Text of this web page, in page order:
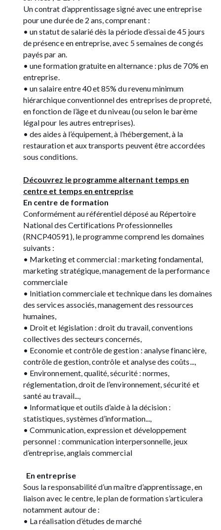
Un contrat d’apprentissage signé avec une entreprise
pour une durée de 2 ans, comprenant :
• un statut de salarié dès la période d’essai de 45 jours
de présence en entreprise, avec 5 semaines de congés
payés par an.
• une formation gratuite en alternance : plus de 70% en
entreprise.
• un salaire entre 40 et 85% du revenu minimum
hiérarchique conventionnel des entreprises de propreté,
en fonction de l’âge et du niveau (ou selon le barème
légal pour les autres entreprises).
• des aides à l’équipement, à l’hébergement, à la
restauration et aux transports peuvent être accordées
sous conditions.
Découvrez le programme alternant temps en
centre et temps en entreprise
En centre de formation
Conformément au référentiel déposé au Répertoire
National des Certifications Professionnelles
(RNCP40591), le programme comprend les domaines
suivants :
• Marketing et commercial : marketing fondamental,
marketing stratégique, management de la performance
commerciale
• Initiation commerciale et technique dans les domaines
des services associés, management des ressources
humaines,
• Droit et législation : droit du travail, conventions
collectives des secteurs concernés,
• Economie et contrôle de gestion : analyse financière,
contrôle de gestion, contrôle et analyse des coûts...,
• Environnement, qualité, sécurité : normes,
réglementation, droit de l’environnement, sécurité et
santé au travail...,
• Informatique et outils d’aide à la décision :
statistiques, systèmes d’information...,
• Communication, expression et développement
personnel : communication interpersonnelle, jeux
d’entreprise, anglais commercial
En entreprise
Sous la responsabilité d’un maître d’apprentissage, en
liaison avec le centre, le plan de formation s’articulera
notamment autour de :
• La réalisation d’études de marché